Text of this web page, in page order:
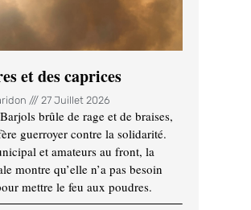
et des caprices
27 Juillet 2026
brûle de rage et de braises,
guerroyer contre la solidarité.
et amateurs au front, la
montre qu’elle n’a pas besoin
mettre le feu aux poudres.